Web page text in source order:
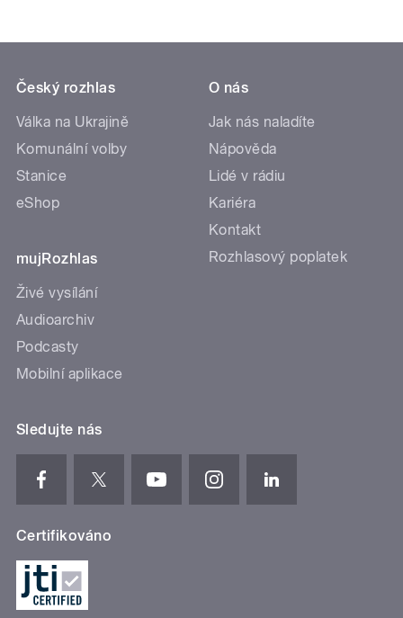
Český rozhlas
Válka na Ukrajině
Komunální volby
Stanice
eShop
mujRozhlas
Živé vysílání
Audioarchiv
Podcasty
Mobilní aplikace
O nás
Jak nás naladíte
Nápověda
Lidé v rádiu
Kariéra
Kontakt
Rozhlasový poplatek
Sledujte nás
Certifikováno